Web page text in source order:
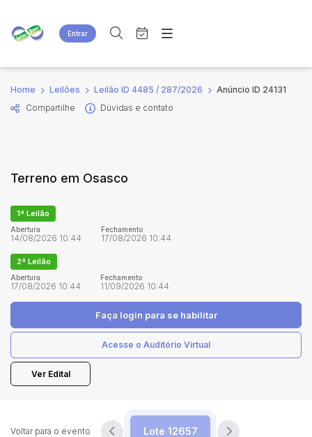
Entrar
Criar conta Entrar
Site
Agenda
Quem Somos
Busca por palavra-chave
Estados
Bairro
Judiciais
Faixa de valor
Quem Somos
Home Leilões Leilão ID 4485 / 287/2026
Anúncio ID 24131
Compartilhe
Dúvidas e contato
Terreno em Osasco
1ª Leilão
Abertura
14/08/2026 10:44
Fechamento
17/08/2026 10:44
2ª Leilão
Abertura
17/08/2026 10:44
Fechamento
11/09/2026 10:44
Faça login para se habilitar
Acesse o Auditório Virtual
Ver Edital
Voltar para o evento